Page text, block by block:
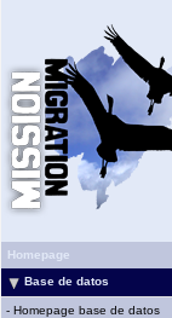
Homepage
Base de datos
- Homepage base de datos